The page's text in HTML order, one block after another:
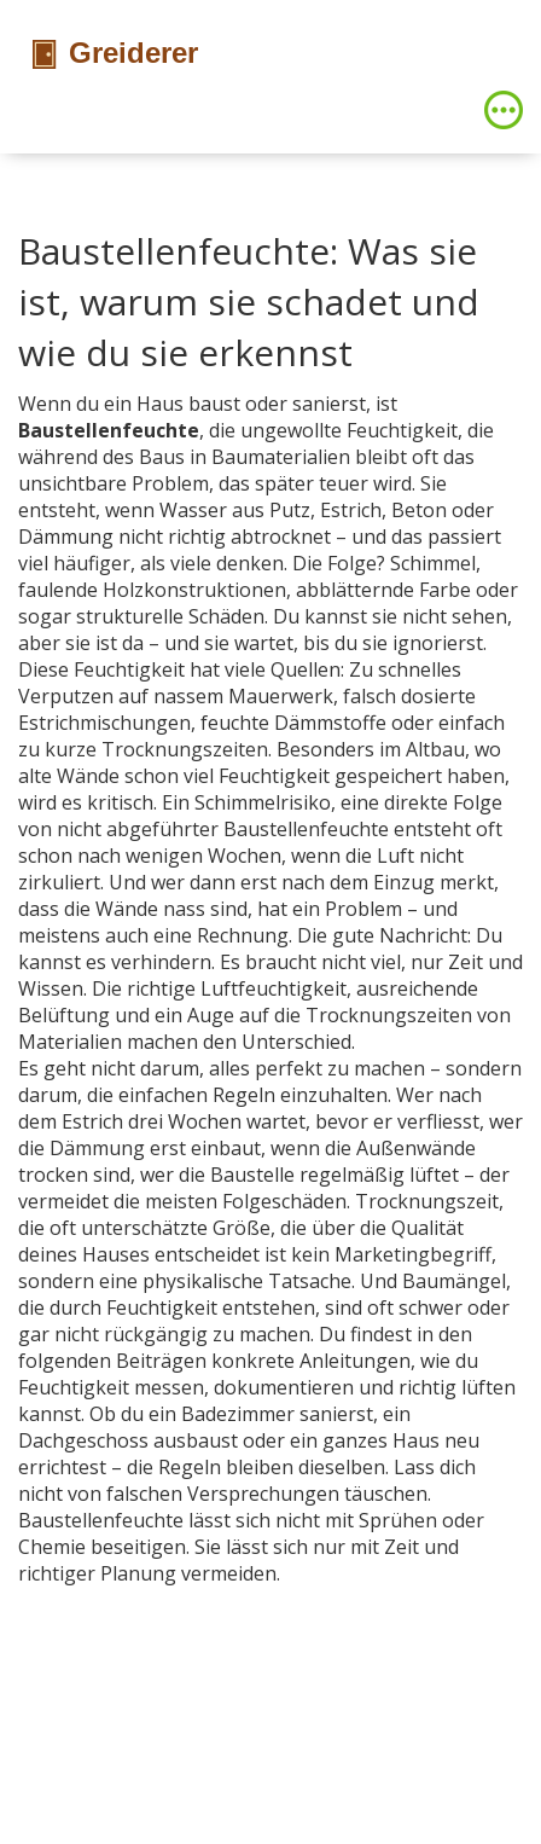
Baustellenfeuchte: Was sie
ist, warum sie schadet und
wie du sie erkennst
Wenn du ein Haus baust oder sanierst, ist
Baustellenfeuchte, die ungewollte Feuchtigkeit, die
während des Baus in Baumaterialien bleibtoft das
unsichtbare Problem, das später teuer wird. Sie
entsteht, wenn Wasser aus Putz, Estrich, Beton oder
Dämmung nicht richtig abtrocknet – und das passiert
viel häufiger, als viele denken. Die Folge? Schimmel,
faulende Holzkonstruktionen, abblätternde Farbe oder
sogar strukturelle Schäden. Du kannst sie nicht sehen,
aber sie ist da – und sie wartet, bis du sie ignorierst.
Diese Feuchtigkeit hat viele Quellen: Zu schnelles
Verputzen auf nassem Mauerwerk, falsch dosierte
Estrichmischungen, feuchte Dämmstoffe oder einfach
zu kurze Trocknungszeiten. Besonders im Altbau, wo
alte Wände schon viel Feuchtigkeit gespeichert haben,
wird es kritisch. Ein Schimmelrisiko, eine direkte Folge
von nicht abgeführter Baustellenfeuchte entsteht oft
schon nach wenigen Wochen, wenn die Luft nicht
zirkuliert. Und wer dann erst nach dem Einzug merkt,
dass die Wände nass sind, hat ein Problem – und
meistens auch eine Rechnung. Die gute Nachricht: Du
kannst es verhindern. Es braucht nicht viel, nur Zeit und
Wissen. Die richtige Luftfeuchtigkeit, ausreichende
Belüftung und ein Auge auf die Trocknungszeiten von
Materialien machen den Unterschied.
Es geht nicht darum, alles perfekt zu machen – sondern
darum, die einfachen Regeln einzuhalten. Wer nach
dem Estrich drei Wochen wartet, bevor er verfliesst, wer
die Dämmung erst einbaut, wenn die Außenwände
trocken sind, wer die Baustelle regelmäßig lüftet – der
vermeidet die meisten Folgeschäden. Trocknungszeit,
die oft unterschätzte Größe, die über die Qualität
deines Hauses entscheidet ist kein Marketingbegriff,
sondern eine physikalische Tatsache. Und Baumängel,
die durch Feuchtigkeit entstehen, sind oft schwer oder
gar nicht rückgängig zu machen. Du findest in den
folgenden Beiträgen konkrete Anleitungen, wie du
Feuchtigkeit messen, dokumentieren und richtig lüften
kannst. Ob du ein Badezimmer sanierst, ein
Dachgeschoss ausbaust oder ein ganzes Haus neu
errichtest – die Regeln bleiben dieselben. Lass dich
nicht von falschen Versprechungen täuschen.
Baustellenfeuchte lässt sich nicht mit Sprühen oder
Chemie beseitigen. Sie lässt sich nur mit Zeit und
richtiger Planung vermeiden.